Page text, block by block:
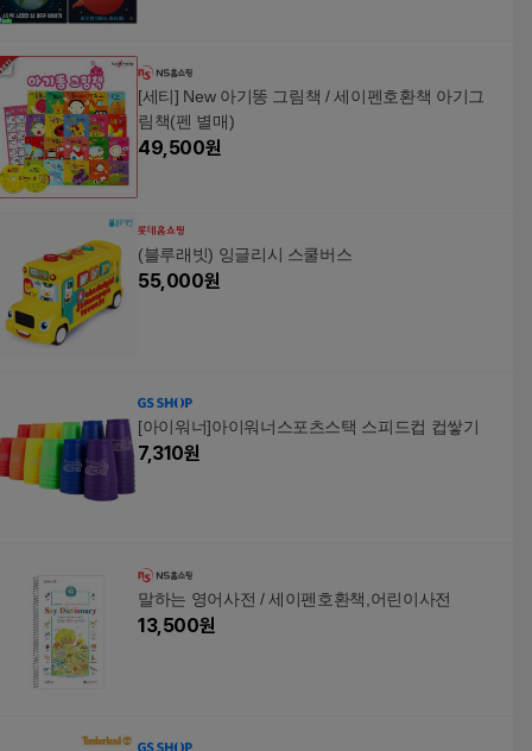
[세티] New 아기똥 그림책 / 세이펜호환책 아기그
림책(펜 별매)
49,500원
(블루래빗) 잉글리시 스쿨버스
55,000원
[아이워너]아이워너스포츠스택 스피드컵 컵쌓기
7,310원
말하는 영어사전 / 세이펜호환책,어린이사전
13,500원